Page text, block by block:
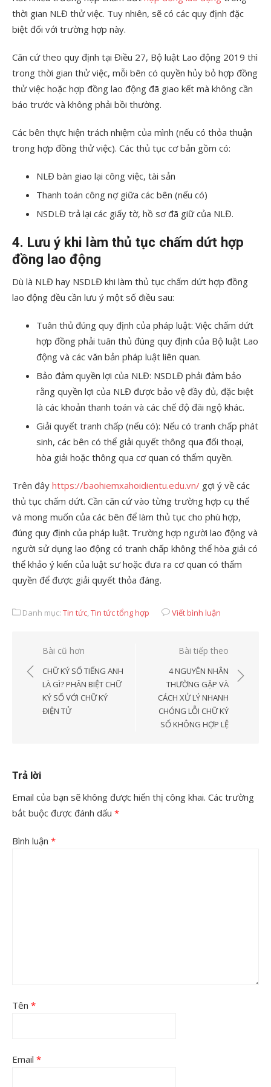
thời gian NLĐ thử việc. Tuy nhiên, sẽ có các quy định đặc
biệt đối với trường hợp này.
Căn cứ theo quy định tại Điều 27, Bộ luật Lao động 2019 thì
trong thời gian thử việc, mỗi bên có quyền hủy bỏ hợp đồng
thử việc hoặc hợp đồng lao động đã giao kết mà không cần
báo trước và không phải bồi thường.
Các bên thực hiện trách nhiệm của mình (nếu có thỏa thuận
trong hợp đồng thử việc). Các thủ tục cơ bản gồm có:
NLĐ bàn giao lại công việc, tài sản
Thanh toán công nợ giữa các bên (nếu có)
NSDLĐ trả lại các giấy tờ, hồ sơ đã giữ của NLĐ.
4. Lưu ý khi làm thủ tục chấm dứt hợp
đồng lao động
Dù là NLĐ hay NSDLĐ khi làm thủ tục chấm dứt hợp đồng
lao động đều cần lưu ý một số điều sau:
Tuân thủ đúng quy định của pháp luật: Việc chấm dứt
hợp đồng phải tuân thủ đúng quy định của Bộ luật Lao
động và các văn bản pháp luật liên quan.
Bảo đảm quyền lợi của NLĐ: NSDLĐ phải đảm bảo
rằng quyền lợi của NLĐ được bảo vệ đầy đủ, đặc biệt
là các khoản thanh toán và các chế độ đãi ngộ khác.
Giải quyết tranh chấp (nếu có): Nếu có tranh chấp phát
sinh, các bên có thể giải quyết thông qua đối thoại,
hòa giải hoặc thông qua cơ quan có thẩm quyền.
Trên đây https://baohiemxahoidientu.edu.vn/ gợi ý về các
thủ tục chấm dứt. Cần căn cứ vào từng trường hợp cụ thể
và mong muốn của các bên để làm thủ tục cho phù hợp,
đúng quy định của pháp luật. Trường hợp người lao động và
người sử dụng lao động có tranh chấp không thể hòa giải có
thể khảo ý kiến của luật sư hoặc đưa ra cơ quan có thẩm
quyền để được giải quyết thỏa đáng.
Danh mục: Tin tức,Tin tức tổng hợp Viết bình luận
Điều
hướng
viết
Bài cũ hơn
CHỮ KÝ SỐ TIẾNG ANH
LÀ GÌ? PHÂN BIỆT CHỮ
KÝ SỐ VỚI CHỮ KÝ
ĐIỆN TỬ
Bài tiếp theo
4 NGUYÊN NHÂN
THƯỜNG GẶP VÀ
CÁCH XỬ LÝ NHANH
CHÓNG LỖI CHỮ KÝ
SỐ KHÔNG HỢP LỆ
Trả lời
Email của bạn sẽ không được hiển thị công khai. Các trường
bắt buộc được đánh dấu *
Bình luận *
Tên *
Email *